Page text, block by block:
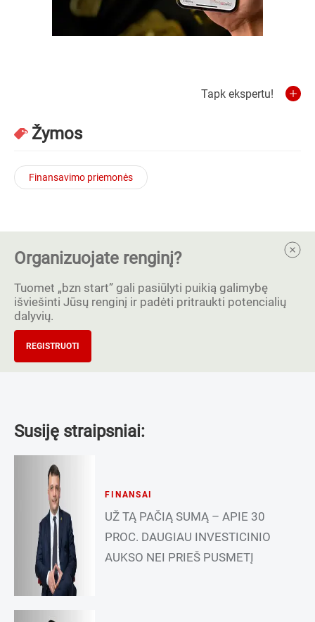
Tapk ekspertu!
Žymos
Finansavimo priemonės
Organizuojate renginį?
Tuomet „bzn start” gali pasiūlyti puikią galimybę
išviešinti Jūsų renginį ir padėti pritraukti potencialių
dalyvių.
REGISTRUOTI
Susiję straipsniai:
FINANSAI
UŽ TĄ PAČIĄ SUMĄ – APIE 30
PROC. DAUGIAU INVESTICINIO
AUKSO NEI PRIEŠ PUSMETĮ